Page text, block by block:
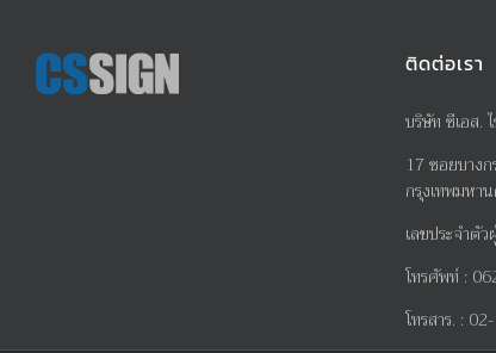
ติดต่อเรา
บริษัท ซีเอส.
17ซอยบางก
กรุงเทพมหา
เลขประจำตั
โทรศัพท์:
โทรสาร. :02-